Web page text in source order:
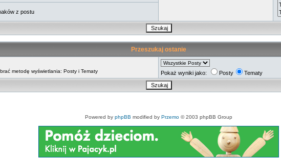
z postu
Przeszukaj ostanie
metodę wyświetlania: Posty i Tematy Pokaż wyniki jako: Posty Tematy
Powered by phpBB modified by Przemo © 2003 phpBB Group